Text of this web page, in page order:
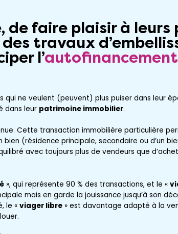
de faire plaisir à leurs
travaux
l’autofinancement
ne veulent (peuvent) plus puiser dans leur
dans leur patrimoine immobilier.
Cette transaction immobilière particulière
(résidence principale, secondaire ou d’un
avec toujours plus de vendeurs que
», qui représente 90 % des transactions, et le «
mais en garde la jouissance jusqu’à son
le « viager libre» est davantage adapté à la